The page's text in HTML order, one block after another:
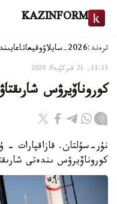
KAZINFORM
ترەند:2026-سايلاۋ وقيعا
11:13, 21 قىركۇيەك 2020
كوروناۆيرۋس
نۇر-سۇلتان. قازاقپارات -
كوروناۆيرۋس ىندەتى